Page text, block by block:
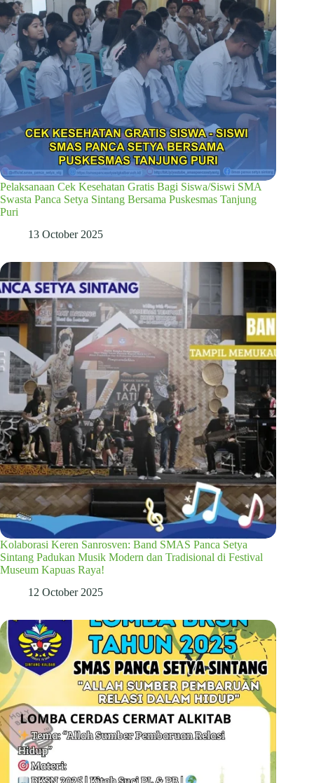
Pelaksanaan Cek Kesehatan Gratis Bagi Siswa/Siswi SMA
Swasta Panca Setya Sintang Bersama Puskesmas Tanjung
Puri
13 October 2025
Kolaborasi Keren Sanrosven: Band SMAS Panca Setya
Sintang Padukan Musik Modern dan Tradisional di Festival
Museum Kapuas Raya!
12 October 2025